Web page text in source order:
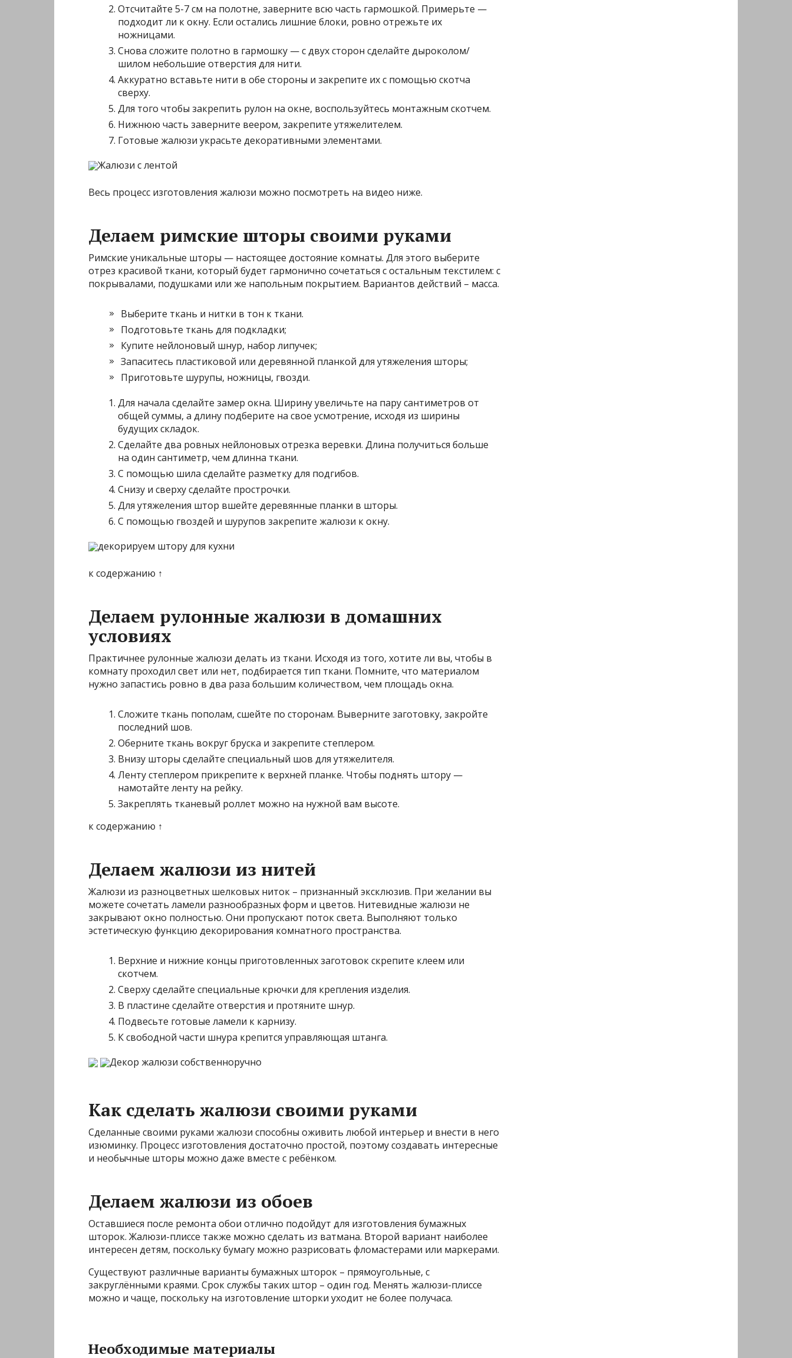
Отсчитайте 5-7 см на полотне, заверните всю часть гармошкой. Примерьте —
подходит ли к окну. Если остались лишние блоки, ровно отрежьте их
ножницами.
Снова сложите полотно в гармошку — с двух сторон сделайте дыроколом/
шилом небольшие отверстия для нити.
Аккуратно вставьте нити в обе стороны и закрепите их с помощью скотча
сверху.
Для того чтобы закрепить рулон на окне, воспользуйтесь монтажным скотчем.
Нижнюю часть заверните веером, закрепите утяжелителем.
Готовые жалюзи украсьте декоративными элементами.
Жалюзи с лентой
Весь процесс изготовления жалюзи можно посмотреть на видео ниже.
Делаем римские шторы своими руками
Римские уникальные шторы — настоящее достояние комнаты. Для этого выберите
отрез красивой ткани, который будет гармонично сочетаться с остальным текстилем: с
покрывалами, подушками или же напольным покрытием. Вариантов действий – масса.
Выберите ткань и нитки в тон к ткани.
Подготовьте ткань для подкладки;
Купите нейлоновый шнур, набор липучек;
Запаситесь пластиковой или деревянной планкой для утяжеления шторы;
Приготовьте шурупы, ножницы, гвозди.
Для начала сделайте замер окна. Ширину увеличьте на пару сантиметров от
общей суммы, а длину подберите на свое усмотрение, исходя из ширины
будущих складок.
Сделайте два ровных нейлоновых отрезка веревки. Длина получиться больше
на один сантиметр, чем длинна ткани.
С помощью шила сделайте разметку для подгибов.
Снизу и сверху сделайте прострочки.
Для утяжеления штор вшейте деревянные планки в шторы.
С помощью гвоздей и шурупов закрепите жалюзи к окну.
декорируем штору для кухни
к содержанию ↑
Делаем рулонные жалюзи в домашних
условиях
Практичнее рулонные жалюзи делать из ткани. Исходя из того, хотите ли вы, чтобы в
комнату проходил свет или нет, подбирается тип ткани. Помните, что материалом
нужно запастись ровно в два раза большим количеством, чем площадь окна.
Сложите ткань пополам, сшейте по сторонам. Выверните заготовку, закройте
последний шов.
Оберните ткань вокруг бруска и закрепите степлером.
Внизу шторы сделайте специальный шов для утяжелителя.
Ленту степлером прикрепите к верхней планке. Чтобы поднять штору —
намотайте ленту на рейку.
Закреплять тканевый роллет можно на нужной вам высоте.
к содержанию ↑
Делаем жалюзи из нитей
Жалюзи из разноцветных шелковых ниток – признанный эксклюзив. При желании вы
можете сочетать ламели разнообразных форм и цветов. Нитевидные жалюзи не
закрывают окно полностью. Они пропускают поток света. Выполняют только
эстетическую функцию декорирования комнатного пространства.
Верхние и нижние концы приготовленных заготовок скрепите клеем или
скотчем.
Сверху сделайте специальные крючки для крепления изделия.
В пластине сделайте отверстия и протяните шнур.
Подвесьте готовые ламели к карнизу.
К свободной части шнура крепится управляющая штанга.
Декор жалюзи собственноручно
Как сделать жалюзи своими руками
Сделанные своими руками жалюзи способны оживить любой интерьер и внести в него
изюминку. Процесс изготовления достаточно простой, поэтому создавать интересные
и необычные шторы можно даже вместе с ребёнком.
Делаем жалюзи из обоев
Оставшиеся после ремонта обои отлично подойдут для изготовления бумажных
шторок. Жалюзи-плиссе также можно сделать из ватмана. Второй вариант наиболее
интересен детям, поскольку бумагу можно разрисовать фломастерами или маркерами.
Существуют различные варианты бумажных шторок – прямоугольные, с
закруглёнными краями. Срок службы таких штор – один год. Менять жалюзи-плиссе
можно и чаще, поскольку на изготовление шторки уходит не более получаса.
Необходимые материалы